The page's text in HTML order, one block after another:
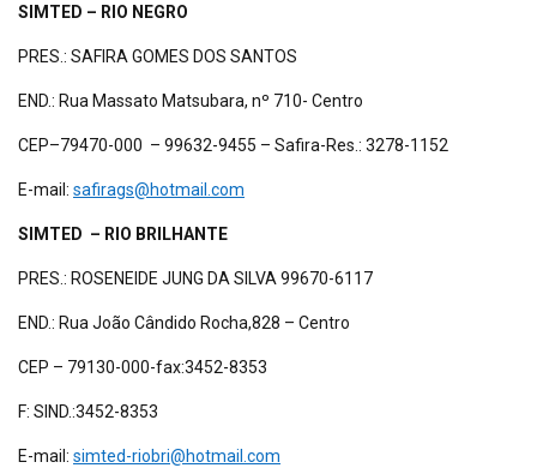
SIMTED – RIO NEGRO
PRES.: SAFIRA GOMES DOS SANTOS
END.: Rua Massato Matsubara, nº 710- Centro
CEP–79470-000 – 99632-9455 – Safira-Res.: 3278-1152
E-mail: safirags@hotmail.com
SIMTED – RIO BRILHANTE
PRES.: ROSENEIDE JUNG DA SILVA 99670-6117
END.: Rua João Cândido Rocha,828 – Centro
CEP – 79130-000-fax:3452-8353
F: SIND.:3452-8353
E-mail: simted-riobri@hotmail.com